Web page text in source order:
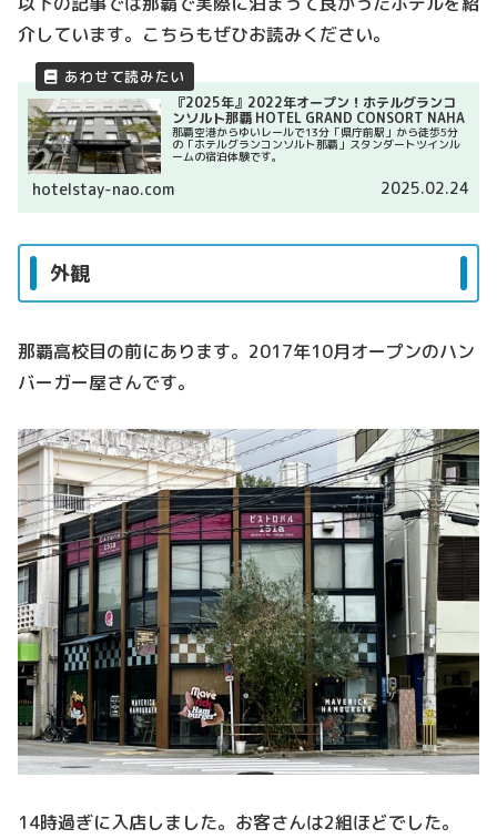
介しています。こちらもぜひお読みください。
『2025年』2022年オープン！ホテルグランコ
ンソルト那覇 HOTEL GRAND CONSORT NAHA
那覇空港からゆいレールで13分「県庁前駅」から徒歩5分
の「ホテルグランコンソルト那覇」スタンダートツインル
ームの宿泊体験です。
hotelstay-nao.com 2025.02.24
外観
那覇高校目の前にあります。2017年10月オープンのハン
バーガー屋さんです。
14時過ぎに入店しました。お客さんは2組ほどでした。